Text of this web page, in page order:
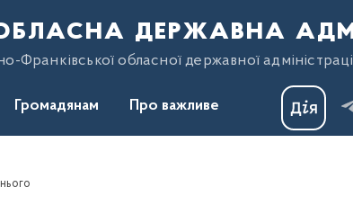
державна
Франківської обласної державної
Громадянам Про важливе